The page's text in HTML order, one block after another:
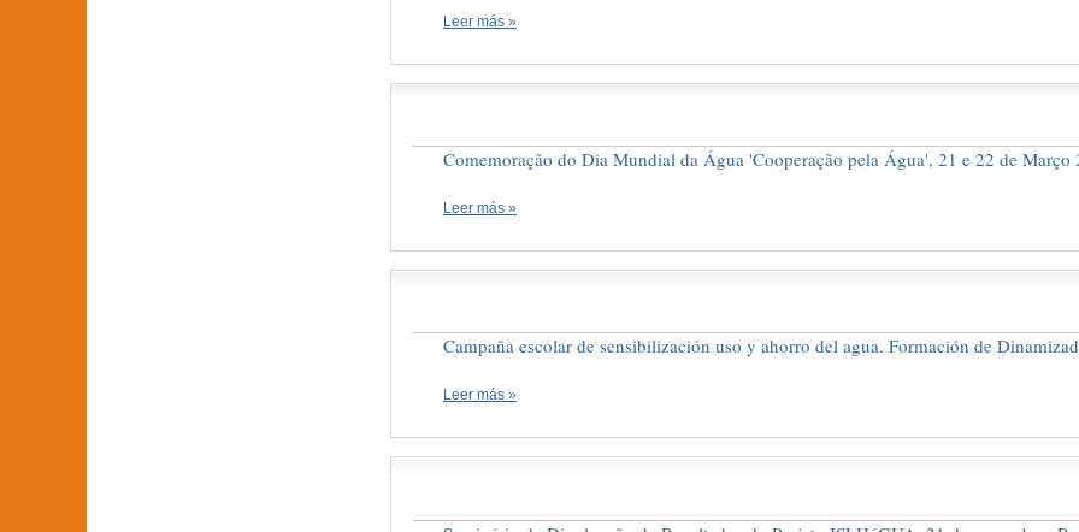
Leer más »
Comemoração do Dia Mundial da Água 'Cooperação pela Água', 21 e 22 de Março
Leer más »
Campaña escolar de sensibilización uso y ahorro del agua. Formación de
Leer más »